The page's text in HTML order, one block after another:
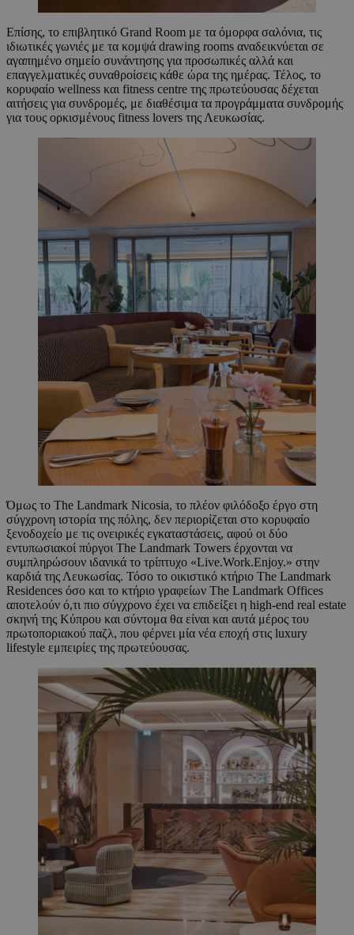
Επίσης, το επιβλητικό Grand Room με τα όμορφα σαλόνια, τις
ιδιωτικές γωνιές με τα κομψά drawing rooms αναδεικνύεται σε
αγαπημένο σημείο συνάντησης για προσωπικές αλλά και
επαγγελματικές συναθροίσεις κάθε ώρα της ημέρας. Τέλος, το
κορυφαίο wellness και fitness centre της πρωτεύουσας δέχεται
αιτήσεις για συνδρομές, με διαθέσιμα τα προγράμματα συνδρομής
για τους ορκισμένους fitness lovers της Λευκωσίας.
Όμως το The Landmark Nicosia, το πλέον φιλόδοξο έργο στη
σύγχρονη ιστορία της πόλης, δεν περιορίζεται στο κορυφαίο
ξενοδοχείο με τις ονειρικές εγκαταστάσεις, αφού οι δύο
εντυπωσιακοί πύργοι The Landmark Towers έρχονται να
συμπληρώσουν ιδανικά το τρίπτυχο «Live.Work.Enjoy.» στην
καρδιά της Λευκωσίας. Τόσο το οικιστικό κτήριο The Landmark
Residences όσο και το κτήριο γραφείων The Landmark Offices
αποτελούν ό,τι πιο σύγχρονο έχει να επιδείξει η high-end real estate
σκηνή της Κύπρου και σύντομα θα είναι και αυτά μέρος του
πρωτοποριακού παζλ, που φέρνει μία νέα εποχή στις luxury
lifestyle εμπειρίες της πρωτεύουσας.